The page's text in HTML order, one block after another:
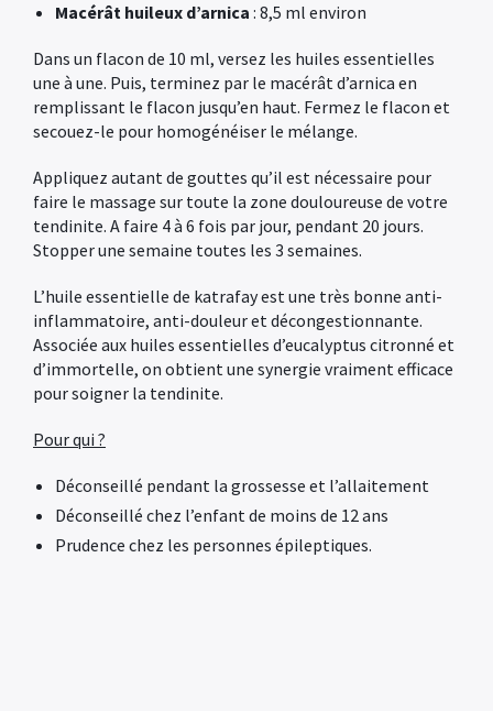
Macérât huileux d’arnica : 8,5 ml environ
Dans un flacon de 10 ml, versez les huiles essentielles
une à une. Puis, terminez par le macérât d’arnica en
remplissant le flacon jusqu’en haut. Fermez le flacon et
secouez-le pour homogénéiser le mélange.
Appliquez autant de gouttes qu’il est nécessaire pour
faire le massage sur toute la zone douloureuse de votre
tendinite. A faire 4 à 6 fois par jour, pendant 20 jours.
Stopper une semaine toutes les 3 semaines.
L’huile essentielle de katrafay est une très bonne anti-
inflammatoire, anti-douleur et décongestionnante.
Associée aux huiles essentielles d’eucalyptus citronné et
d’immortelle, on obtient une synergie vraiment efficace
pour soigner la tendinite.
Pour qui ?
Déconseillé pendant la grossesse et l’allaitement
Déconseillé chez l’enfant de moins de 12 ans
Prudence chez les personnes épileptiques.